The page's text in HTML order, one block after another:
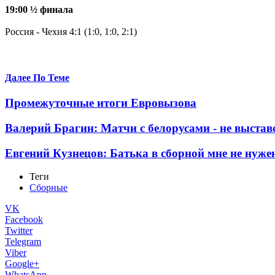
19:00 ½ финала
Россия - Чехия 4:1 (1:0, 1:0, 2:1)
Далее По Теме
Промежуточные итоги Евровызова
Валерий Брагин: Матчи с белорусами - не
Евгений Кузнецов: Батька в сборной мне не
Теги
Сборные
VK
Facebook
Twitter
Telegram
Viber
Google+